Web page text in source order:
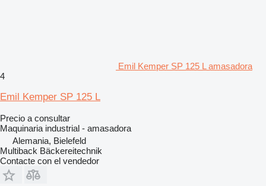
Emil Kemper SP 125 L amasadora
4
Emil Kemper SP 125 L
Precio a consultar
Maquinaria industrial - amasadora
Alemania, Bielefeld
Multiback Bäckereitechnik
Contacte con el vendedor